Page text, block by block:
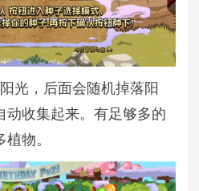
光，后面会随机掉落阳
动收集起来。有足够多的
物。